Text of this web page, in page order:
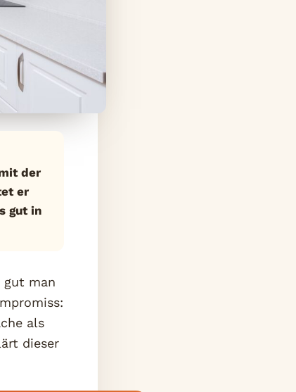
der
er
gut in
gut man
als
dieser